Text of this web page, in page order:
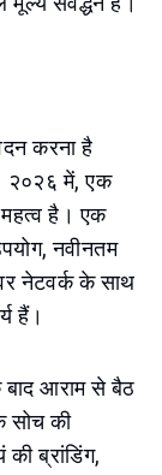
करना है
२०२६ में, एक
महत्व है। एक
नवीनतम
नेटवर्क के साथ
हैं।
आराम से बैठ
सोच की
ब्रांडिंग,